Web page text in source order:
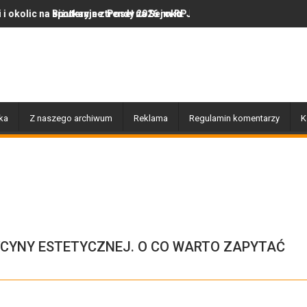
z Poseł na Sejm RP Katarzyną Królak
trendy 2026 roku: Jak polska marka olor.pl podbija serca
Dobiegły końca prace
Z naszego archiwum Reklama Regulamin komentarzy
ESTETYCZNEJ. O CO WARTO ZAPYTAĆ